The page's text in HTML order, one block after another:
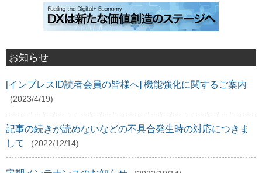
お知らせ
[インプレスID読者会員の皆様へ] 機能強化に関するご案内
(2023/4/19)
記事の続きが読めないなどの不具合発生時の対応につきま
して
(2022/12/14)